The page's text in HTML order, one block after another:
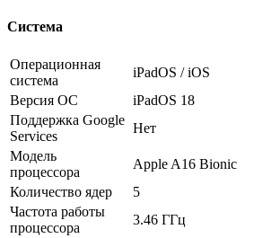
Система
Операционная
система
iPadOS / iOS
Версия ОС
iPadOS 18
Поддержка Google
Services
Нет
Модель
процессора
Apple A16 Bionic
Количество ядер
5
Частота работы
процессора
3.46 ГГц